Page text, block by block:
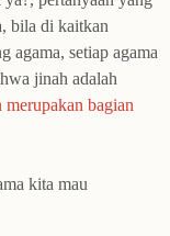
bila di kaitkan
agama, setiap agama
jinah adalah
merupakan bagian
kita mau